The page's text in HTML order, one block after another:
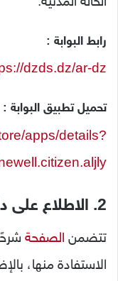
رابط البوابة :
dzds.dz/ar-dz
تحميل تطبيق البوابة :
apps/details?
2. الاطلاع على دليل الخدمة
تتضمن الصفحة
الاستفادة منها،